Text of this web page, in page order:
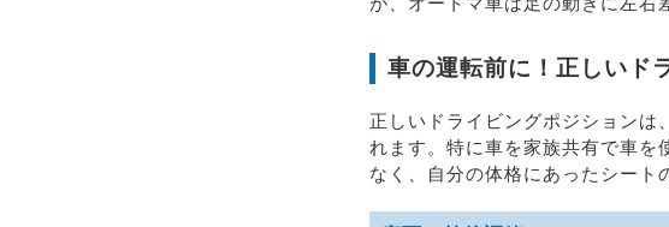
車の運転前に！正しいド
正しいドライビングポジションは
れます。特に車を家族共有で車を
なく、自分の体格にあったシート